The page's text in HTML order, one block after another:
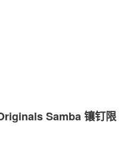
Samba 镶钉限